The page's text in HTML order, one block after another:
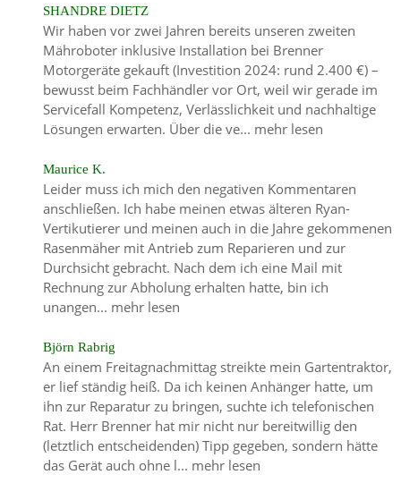
SHANDRE DIETZ
Wir haben vor zwei Jahren bereits unseren zweiten
Mähroboter inklusive Installation bei Brenner
Motorgeräte gekauft (Investition 2024: rund 2.400 €) –
bewusst beim Fachhändler vor Ort, weil wir gerade im
Servicefall Kompetenz, Verlässlichkeit und nachhaltige
Lösungen erwarten. Über die ve... mehr lesen
Maurice K.
Leider muss ich mich den negativen Kommentaren
anschließen. Ich habe meinen etwas älteren Ryan-
Vertikutierer und meinen auch in die Jahre gekommenen
Rasenmäher mit Antrieb zum Reparieren und zur
Durchsicht gebracht. Nach dem ich eine Mail mit
Rechnung zur Abholung erhalten hatte, bin ich
unangen... mehr lesen
Björn Rabrig
An einem Freitagnachmittag streikte mein Gartentraktor,
er lief ständig heiß. Da ich keinen Anhänger hatte, um
ihn zur Reparatur zu bringen, suchte ich telefonischen
Rat. Herr Brenner hat mir nicht nur bereitwillig den
(letztlich entscheidenden) Tipp gegeben, sondern hätte
das Gerät auch ohne l... mehr lesen